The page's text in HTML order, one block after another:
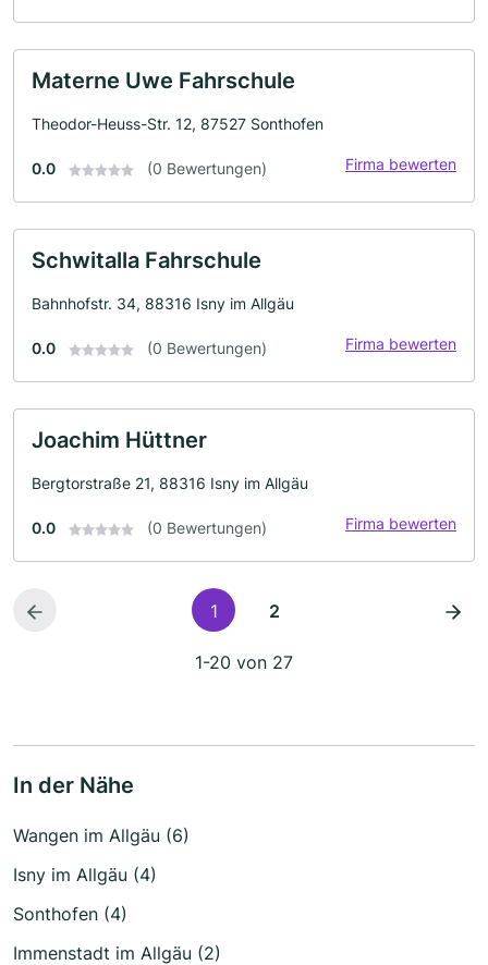
Materne Uwe Fahrschule
Theodor-Heuss-Str. 12, 87527 Sonthofen
0.0 (0 Bewertungen) Firma bewerten
Schwitalla Fahrschule
Bahnhofstr. 34, 88316 Isny im Allgäu
0.0 (0 Bewertungen) Firma bewerten
Joachim Hüttner
Bergtorstraße 21, 88316 Isny im Allgäu
0.0 (0 Bewertungen) Firma bewerten
1 2
1-20 von 27
In der Nähe
Wangen im Allgäu (6)
Isny im Allgäu (4)
Sonthofen (4)
Immenstadt im Allgäu (2)